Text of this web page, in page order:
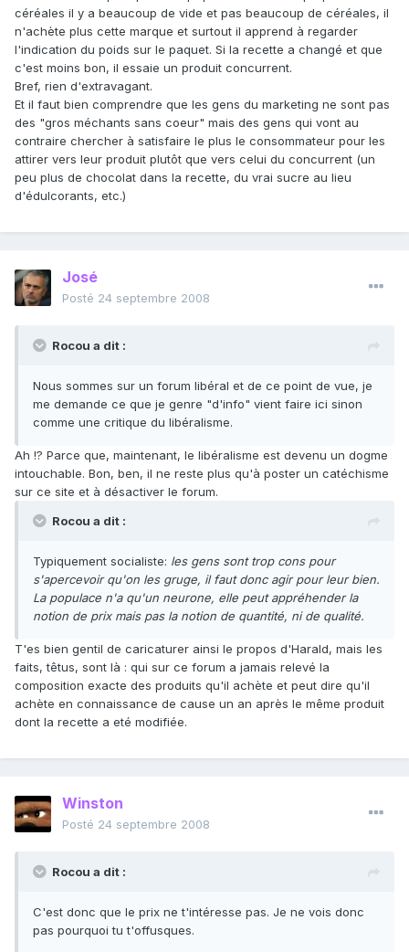
céréales il y a beaucoup de vide et pas beaucoup de céréales, il
n'achète plus cette marque et surtout il apprend à regarder
l'indication du poids sur le paquet. Si la recette a changé et que
c'est moins bon, il essaie un produit concurrent.
Bref, rien d'extravagant.
Et il faut bien comprendre que les gens du marketing ne sont pas
des "gros méchants sans coeur" mais des gens qui vont au
contraire chercher à satisfaire le plus le consommateur pour les
attirer vers leur produit plutôt que vers celui du concurrent (un
peu plus de chocolat dans la recette, du vrai sucre au lieu
d'édulcorants, etc.)
José
Posté 24 septembre 2008
Rocou a dit :
Nous sommes sur un forum libéral et de ce point de vue, je
me demande ce que je genre "d'info" vient faire ici sinon
comme une critique du libéralisme.
Ah !? Parce que, maintenant, le libéralisme est devenu un dogme
intouchable. Bon, ben, il ne reste plus qu'à poster un catéchisme
sur ce site et à désactiver le forum.
Rocou a dit :
Typiquement socialiste: les gens sont trop cons pour
s'apercevoir qu'on les gruge, il faut donc agir pour leur bien.
La populace n'a qu'un neurone, elle peut appréhender la
notion de prix mais pas la notion de quantité, ni de qualité.
T'es bien gentil de caricaturer ainsi le propos d'Harald, mais les
faits, têtus, sont là : qui sur ce forum a jamais relevé la
composition exacte des produits qu'il achète et peut dire qu'il
achète en connaissance de cause un an après le même produit
dont la recette a eté modifiée.
Winston
Posté 24 septembre 2008
Rocou a dit :
C'est donc que le prix ne t'intéresse pas. Je ne vois donc
pas pourquoi tu t'offusques.